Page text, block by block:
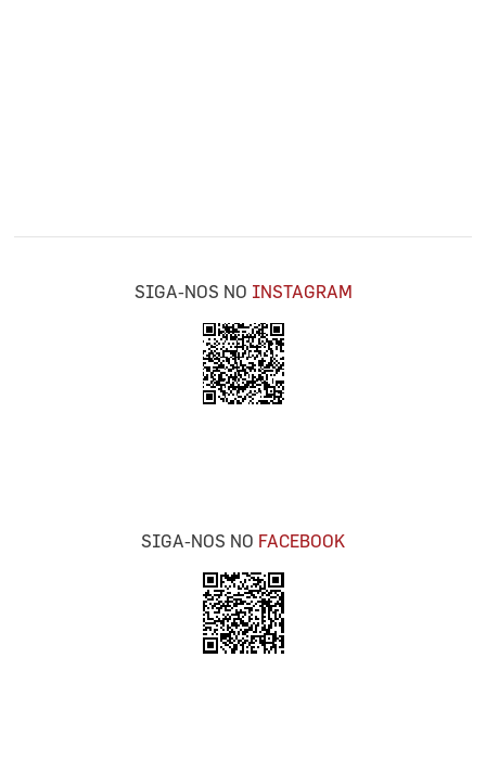
SIGA-NOS NO INSTAGRAM
SIGA-NOS NO FACEBOOK